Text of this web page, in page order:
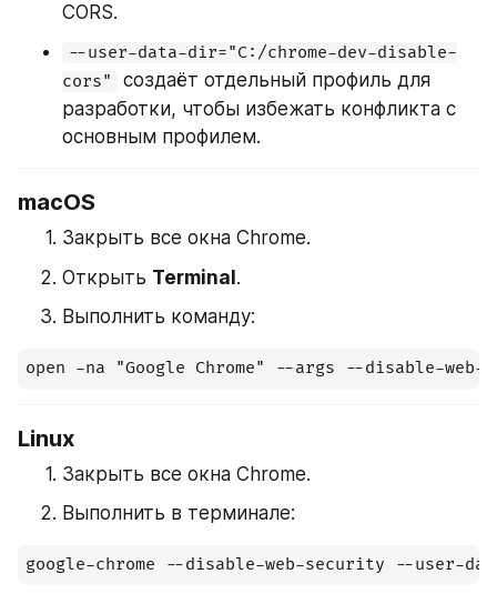
CORS.
--user-data-dir="C:/chrome-dev-disable-
cors"
создаёт отдельный профиль для
разработки, чтобы избежать конфликта с
основным профилем.
macOS
Закрыть все окна Chrome.
Открыть Terminal.
Выполнить команду:
Linux
Закрыть все окна Chrome.
Выполнить в терминале: